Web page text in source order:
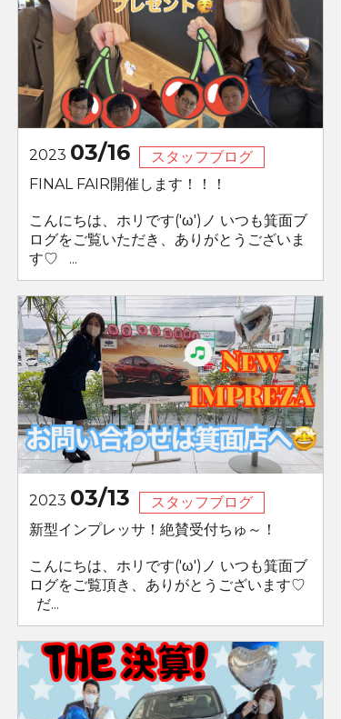
2023 03/16
スタッフブログ
FINAL FAIR開催します！！！
こんにちは、ホリです('ω')ノ いつも箕面ブ
ログをご覧いただき、ありがとうございま
す♡ ...
2023 03/13
スタッフブログ
新型インプレッサ！絶賛受付ちゅ～！
こんにちは、ホリです('ω')ノ いつも箕面ブ
ログをご覧頂き、ありがとうございます♡
だ...